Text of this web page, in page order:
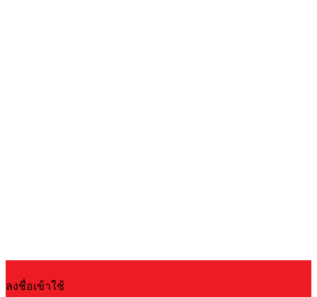
ลงชื่อเข้าใช้